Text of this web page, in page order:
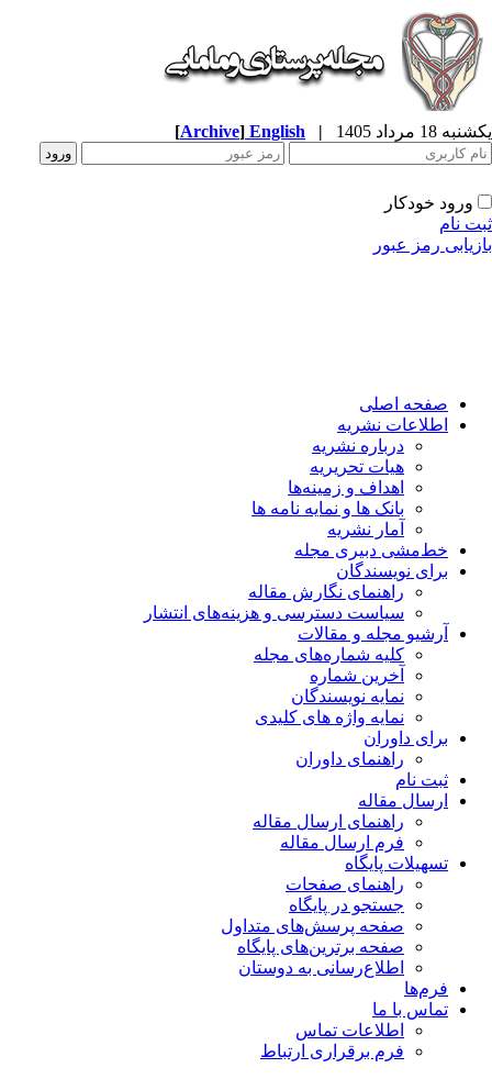
18 مرداد 1405 |
English
[Archive]
ورود خودکار
نام
رمز عبور
صفحه اصلی
اطلاعات نشریه
درباره نشریه
هیات تحریریه
اهداف و زمینه‌ها
بانک ها و نمایه نامه ها
آمار نشریه
خط‌مشی دبیری مجله
برای نویسندگان
راهنمای نگارش مقاله
سیاست دسترسی و هزینه‌های انتشار
آرشیو مجله و مقالات
کلیه شماره‌های مجله
آخرین شماره
نمایه نویسندگان
نمایه واژه های کلیدی
برای داوران
راهنمای داوران
ثبت نام
ارسال مقاله
راهنمای ارسال مقاله
فرم ارسال مقاله
تسهیلات پایگاه
راهنمای صفحات
جستجو در پایگاه
صفحه پرسش‌های متداول
صفحه برترین‌های پایگاه
اطلاع‌رسانی به دوستان
فرم‌ها
تماس با ما
اطلاعات تماس
فرم برقراری ارتباط